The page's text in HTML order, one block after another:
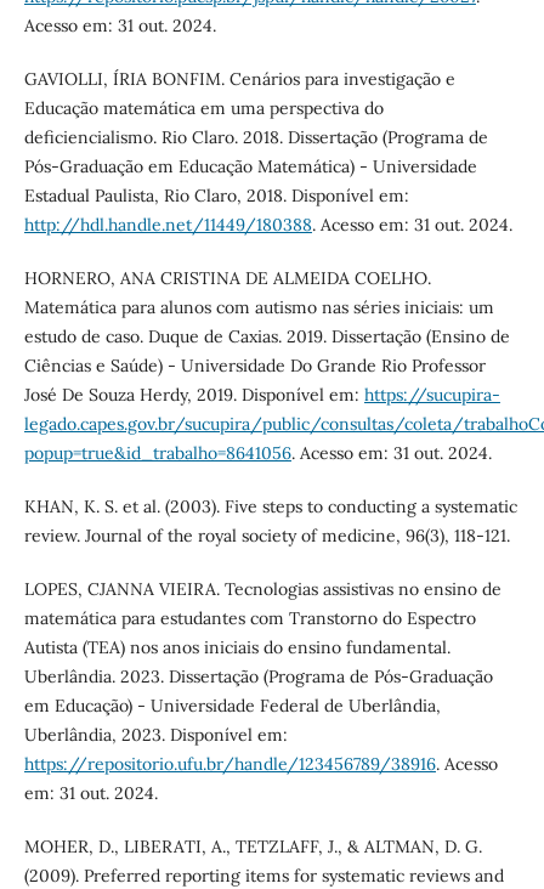
Acesso em: 31 out. 2024.
GAVIOLLI, ÍRIA BONFIM. Cenários para investigação e
Educação matemática em uma perspectiva do
deficiencialismo. Rio Claro. 2018. Dissertação (Programa de
Pós-Graduação em Educação Matemática) - Universidade
Estadual Paulista, Rio Claro, 2018. Disponível em:
http://hdl.handle.net/11449/180388. Acesso em: 31 out. 2024.
HORNERO, ANA CRISTINA DE ALMEIDA COELHO.
Matemática para alunos com autismo nas séries iniciais: um
estudo de caso. Duque de Caxias. 2019. Dissertação (Ensino de
Ciências e Saúde) - Universidade Do Grande Rio Professor
José De Souza Herdy, 2019. Disponível em: https://sucupira-
legado.capes.gov.br/sucupira/public/consultas/coleta/
popup=true&id_trabalho=8641056. Acesso em: 31 out. 2024.
KHAN, K. S. et al. (2003). Five steps to conducting a systematic
review. Journal of the royal society of medicine, 96(3), 118-121.
LOPES, CJANNA VIEIRA. Tecnologias assistivas no ensino de
matemática para estudantes com Transtorno do Espectro
Autista (TEA) nos anos iniciais do ensino fundamental.
Uberlândia. 2023. Dissertação (Programa de Pós-Graduação
em Educação) - Universidade Federal de Uberlândia,
Uberlândia, 2023. Disponível em:
https://repositorio.ufu.br/handle/123456789/38916. Acesso
em: 31 out. 2024.
MOHER, D., LIBERATI, A., TETZLAFF, J., & ALTMAN, D. G.
(2009). Preferred reporting items for systematic reviews and